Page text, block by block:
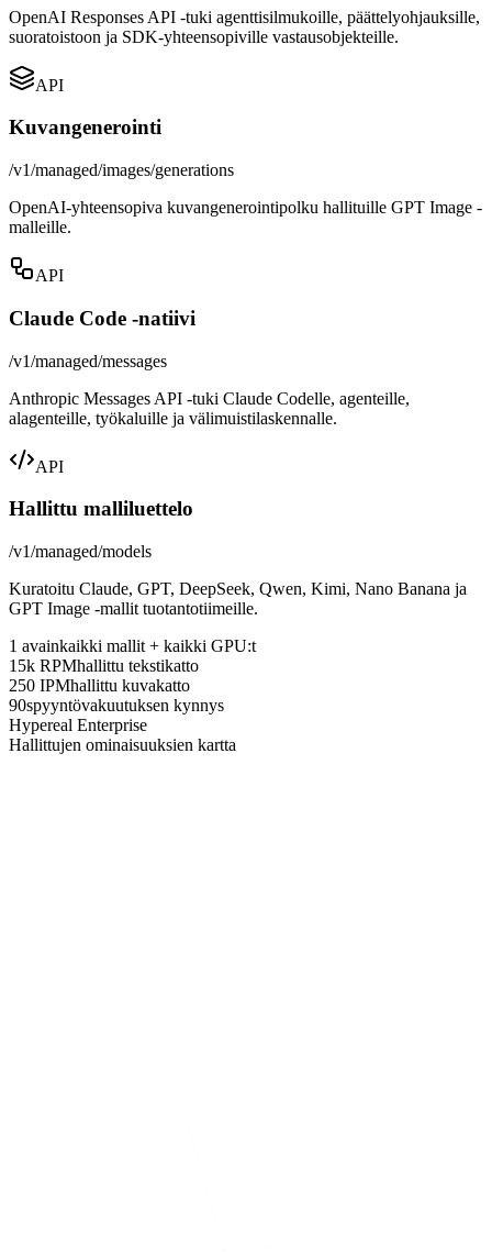
OpenAI Responses API -tuki agenttisilmukoille, päättelyohjauksille,
suoratoistoon ja SDK-yhteensopiville vastausobjekteille.
API
Kuvangenerointi
/v1/managed/images/generations
OpenAI-yhteensopiva kuvangenerointipolku hallituille GPT Image -
malleille.
API
Claude Code -natiivi
/v1/managed/messages
Anthropic Messages API -tuki Claude Codelle, agenteille,
alagenteille, työkaluille ja välimuistilaskennalle.
API
Hallittu malliluettelo
/v1/managed/models
Kuratoitu Claude, GPT, DeepSeek, Qwen, Kimi, Nano Banana ja
GPT Image -mallit tuotantotiimeille.
1 avainkaikki mallit + kaikki GPU:t
15k RPMhallittu tekstikatto
250 IPMhallittu kuvakatto
90spyyntövakuutuksen kynnys
Hypereal Enterprise
Hallittujen ominaisuuksien kartta